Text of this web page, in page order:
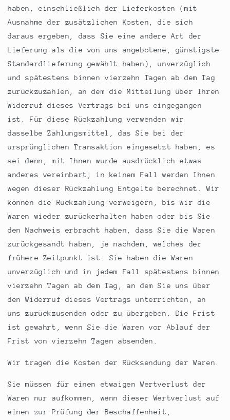
haben, einschließlich der Lieferkosten (mit
Ausnahme der zusätzlichen Kosten, die sich
daraus ergeben, dass Sie eine andere Art der
Lieferung als die von uns angebotene, günstigste
Standardlieferung gewählt haben), unverzüglich
und spätestens binnen vierzehn Tagen ab dem Tag
zurückzuzahlen, an dem die Mitteilung über Ihren
Widerruf dieses Vertrags bei uns eingegangen
ist. Für diese Rückzahlung verwenden wir
dasselbe Zahlungsmittel, das Sie bei der
ursprünglichen Transaktion eingesetzt haben, es
sei denn, mit Ihnen wurde ausdrücklich etwas
anderes vereinbart; in keinem Fall werden Ihnen
wegen dieser Rückzahlung Entgelte berechnet. Wir
können die Rückzahlung verweigern, bis wir die
Waren wieder zurückerhalten haben oder bis Sie
den Nachweis erbracht haben, dass Sie die Waren
zurückgesandt haben, je nachdem, welches der
frühere Zeitpunkt ist. Sie haben die Waren
unverzüglich und in jedem Fall spätestens binnen
vierzehn Tagen ab dem Tag, an dem Sie uns über
den Widerruf dieses Vertrags unterrichten, an
uns zurückzusenden oder zu übergeben. Die Frist
ist gewahrt, wenn Sie die Waren vor Ablauf der
Frist von vierzehn Tagen absenden.
Wir tragen die Kosten der Rücksendung der Waren.
Sie müssen für einen etwaigen Wertverlust der
Waren nur aufkommen, wenn dieser Wertverlust auf
einen zur Prüfung der Beschaffenheit,